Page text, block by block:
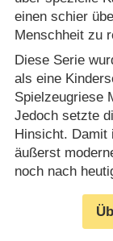
einen schier
Menschheit zu
Diese Serie
als eine
Spielzeugriese
Jedoch setzte
Hinsicht.
äußerst
noch nach